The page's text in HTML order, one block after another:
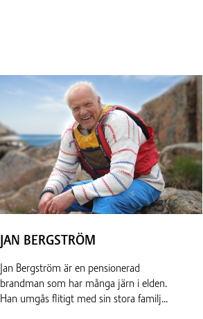
JAN BERGSTRÖM
Jan Bergström är en pensionerad
brandman som har många järn i elden.
Han umgås flitigt med sin stora familj...